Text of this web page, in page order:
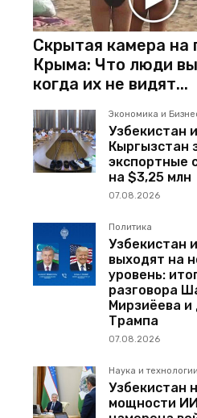
Скрытая камера на
Крыма: Что люди
когда их не видят...
Экономика и
Узбекистан и
Кыргызстан
экспортные
на $3,25 млн
07.08.2026
Политика
Узбекистан
выходят на
уровень:
разговора
Мирзиёева и
Трампа
07.08.2026
Наука и технологии
Узбекистан
мощности